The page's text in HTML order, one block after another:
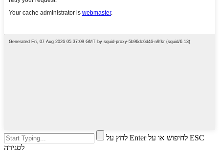
לחץ על Enter לחיפוש או על ESC
לסגירה